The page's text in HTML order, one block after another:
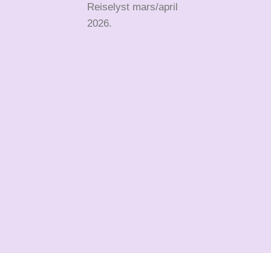
Reiselyst mars/april
2026.